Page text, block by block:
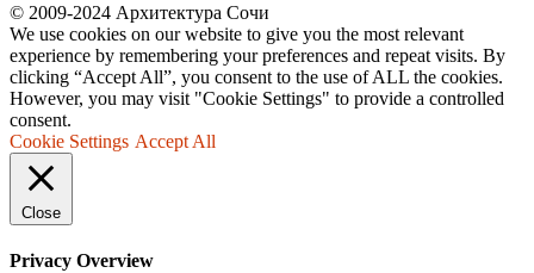
© 2009-2024 Архитектура Сочи
We use cookies on our website to give you the most relevant
experience by remembering your preferences and repeat visits. By
clicking “Accept All”, you consent to the use of ALL the cookies.
However, you may visit "Cookie Settings" to provide a controlled
consent.
Cookie Settings Accept All
Close
Privacy Overview